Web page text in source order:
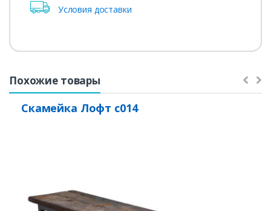
Условия доставки
Похожие товары
Скамейка Лофт с014